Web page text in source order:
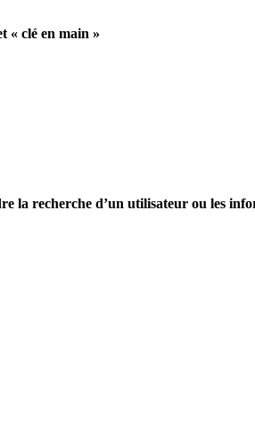
« clé en main »
la recherche d’un utilisateur ou les